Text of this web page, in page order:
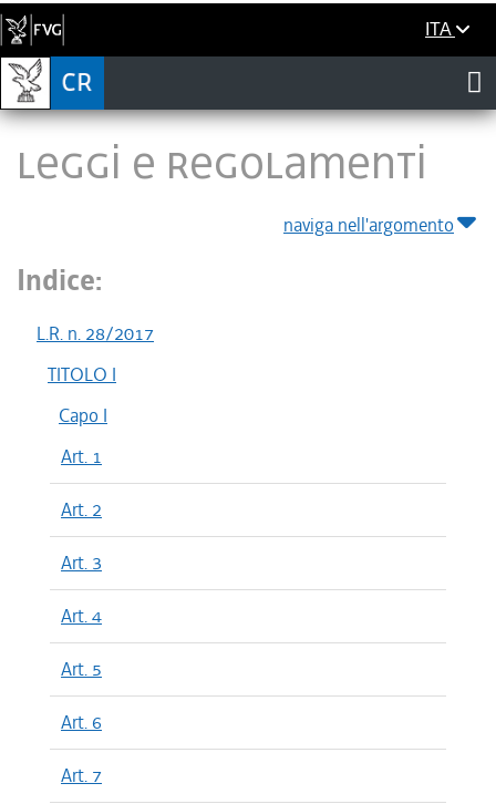
ITA
LEGGI E REGOLAMENTI
naviga nell'argomento
Indice:
L.R. n. 28/2017
TITOLO I
Capo I
Art. 1
Art. 2
Art. 3
Art. 4
Art. 5
Art. 6
Art. 7